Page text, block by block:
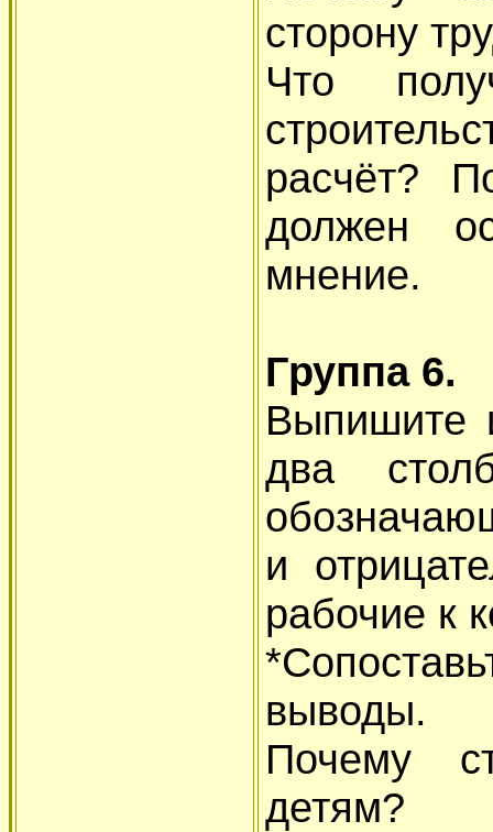
сторону
Что
расчёт?
должен
мнение.
Группа 6.
Выпишите
два
и
рабочие к
выводы.
Почему
детям?